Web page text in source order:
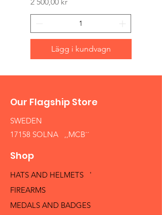
Lägg i kundvagn
Our Flagship Store
SWEDEN
17158 SOLNA ,,MCB´´
Shop
HATS AND HELMETS '
FIREARMS
MEDALS AND BADGES